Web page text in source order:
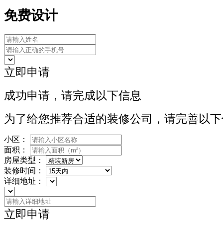
免费设计
立即申请
成功申请，请完成以下信息
为了给您推荐合适的装修公司，请完善以
小区：
面积：
房屋类型：
装修时间：
详细地址：
立即申请